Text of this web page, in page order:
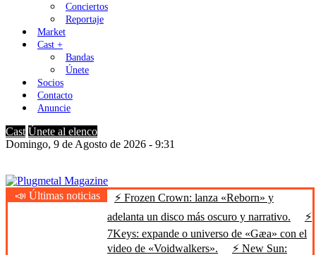
Conciertos
Reportaje
Market
Cast +
Bandas
Únete
Socios
Contacto
Anuncie
Cast Únete al elenco
Domingo, 9 de Agosto de 2026 - 9:31
Plugmetal Magazine
Heavy Metal is Life
📣 Últimas noticias
⚡ Frozen Crown: lanza «Reborn» y
adelanta un disco más oscuro y narrativo.
⚡
7Keys: expande o universo de «Gæa» con el
video de «Voidwalkers».
⚡ New Sun: